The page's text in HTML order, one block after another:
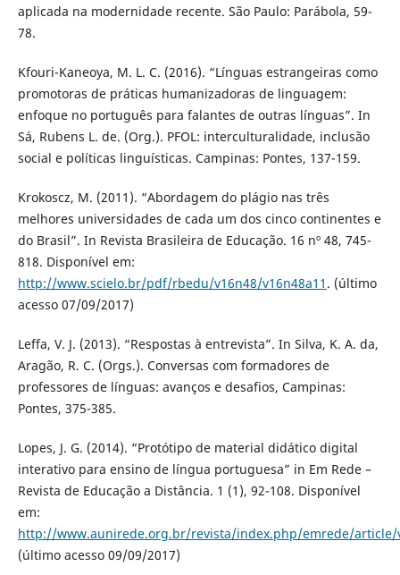
aplicada na modernidade recente. São Paulo: Parábola, 59-
78.
Kfouri-Kaneoya, M. L. C. (2016). “Línguas estrangeiras como
promotoras de práticas humanizadoras de linguagem:
enfoque no português para falantes de outras línguas”. In
Sá, Rubens L. de. (Org.). PFOL: interculturalidade, inclusão
social e políticas linguísticas. Campinas: Pontes, 137-159.
Krokoscz, M. (2011). “Abordagem do plágio nas três
melhores universidades de cada um dos cinco continentes e
do Brasil”. In Revista Brasileira de Educação. 16 nº 48, 745-
818. Disponível em:
http://www.scielo.br/pdf/rbedu/v16n48/v16n48a11 . (último
acesso 07/09/2017)
Leffa, V. J. (2013). “Respostas à entrevista”. In Silva, K. A. da,
Aragão, R. C. (Orgs.). Conversas com formadores de
professores de línguas: avanços e desafios, Campinas:
Pontes, 375-385.
Lopes, J. G. (2014). “Protótipo de material didático digital
interativo para ensino de língua portuguesa” in Em Rede –
Revista de Educação a Distância. 1 (1), 92-108. Disponível
em:
http://www.aunirede.org.br/revista/index.php/emrede/article/
(último acesso 09/09/2017)